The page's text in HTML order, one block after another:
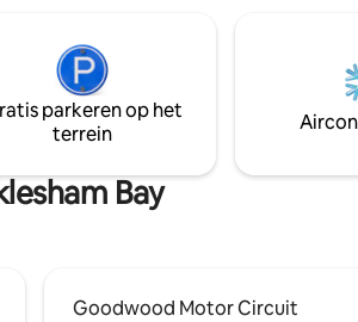
klein stukje
op het
om in slaap
beddengoed en een
dat geschikt is voor
twee kinderen.
onder andere: een
parkeren op het
terrein
Bay
Goodwood Motor Circuit